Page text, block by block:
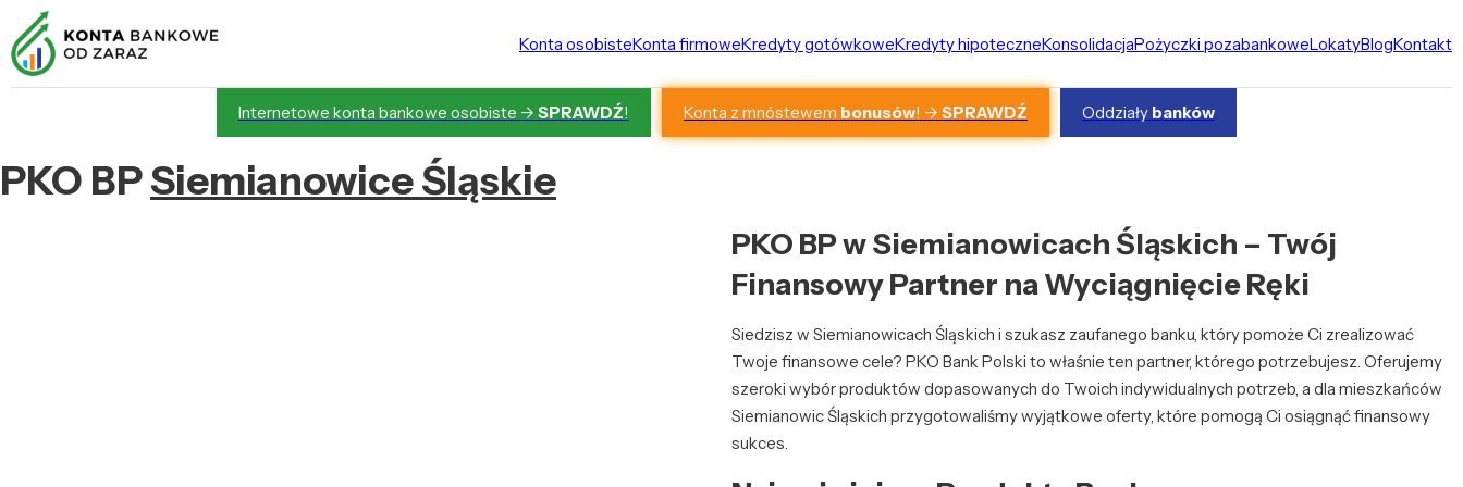
Konta osobisteKonta firmoweKredyty gotówkoweKredyty hipoteczneKonsolidacjaPożyczki pozabankoweLokatyBlogKontakt
Internetowe konta bankowe osobiste -> SPRAWDŹ! Konta z mnóstewem bonusów! ->SPRAWDŹ Oddziały banków
PKO BPSiemianowice Śląskie
PKO BP w Siemianowicach Śląskich – Twój
Finansowy Partner na Wyciągnięcie Ręki
Siedzisz w Siemianowicach Śląskich i szukasz zaufanego banku, który pomoże Ci zrealizować
Twoje finansowe cele? PKO Bank Polski to właśnie ten partner, którego potrzebujesz. Oferujemy
szeroki wybór produktów dopasowanych do Twoich indywidualnych potrzeb, a dla mieszkańców
Siemianowic Śląskich przygotowaliśmy wyjątkowe oferty, które pomogą Ci osiągnąć finansowy
sukces.